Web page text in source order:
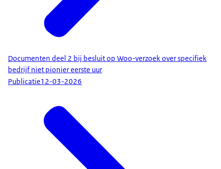
Documenten deel 2 bij besluit op Woo-verzoek over specifiek
bedrijf niet pionier eerste uur
Publicatie12-03-2026